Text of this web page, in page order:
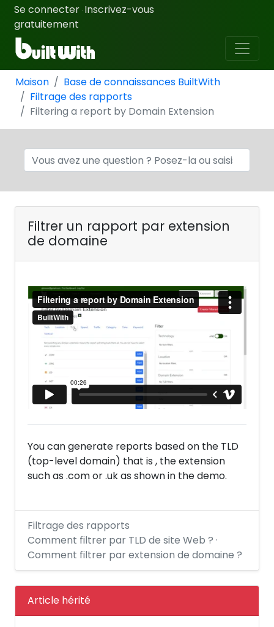
Se connecter · Inscrivez-vous
gratuitement
Maison
Base de connaissances BuiltWith
Filtrage des rapports
Filtering a report by Domain Extension
Filtrer un rapport par extension
de domaine
You can generate reports based on the TLD
(top-level domain) that is , the extension
such as .com or .uk as shown in the demo.
Filtrage des rapports
Comment filtrer par TLD de site Web ? ·
Comment filtrer par extension de domaine ?
Article hérité